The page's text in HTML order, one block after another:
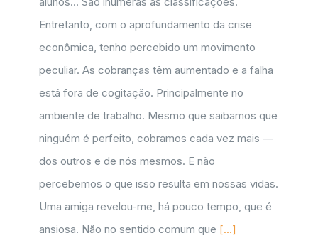
Entretanto, com o aprofundamento da crise
econômica, tenho percebido um movimento
peculiar. As cobranças têm aumentado e a falha
está fora de cogitação. Principalmente no
ambiente de trabalho. Mesmo que saibamos que
ninguém é perfeito, cobramos cada vez mais —
dos outros e de nós mesmos. E não
percebemos o que isso resulta em nossas vidas.
Uma amiga revelou-me, há pouco tempo, que é
ansiosa. Não no sentido comum que [...]